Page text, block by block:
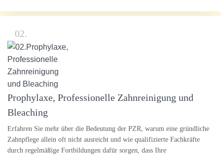
02.
Prophylaxe, Professionelle Zahnreinigung und
Bleaching
Erfahren Sie mehr über die Bedeutung der PZR, warum eine gründliche
Zahnpflege allein oft nicht ausreicht und wie qualifizierte Fachkräfte
durch regelmäßige Fortbildungen dafür sorgen, dass Ihre